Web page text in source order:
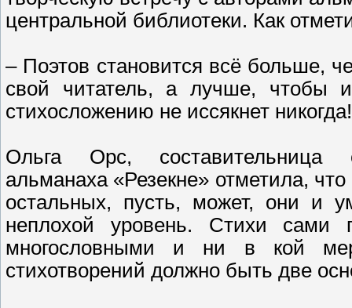
центральной библиотеки. Как
– Поэтов становится всё больше,
свой читатель, а лучше,
стихосложению не иссякнет никогда!
Ольга Орс, составительница
альманаха «Резекне» отметила,
остальных, пусть, может, они и
неплохой уровень. Стихи
многословными и ни в кой
стихотворений должно быть две